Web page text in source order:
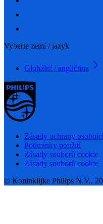
Vyberte zemi / jazyk
Globální / angličtina
Zásady ochrany
Podmínky použití
Zásady souborů cookie
Zásady souborů cookie
© Koninklijke Philips N.V.,